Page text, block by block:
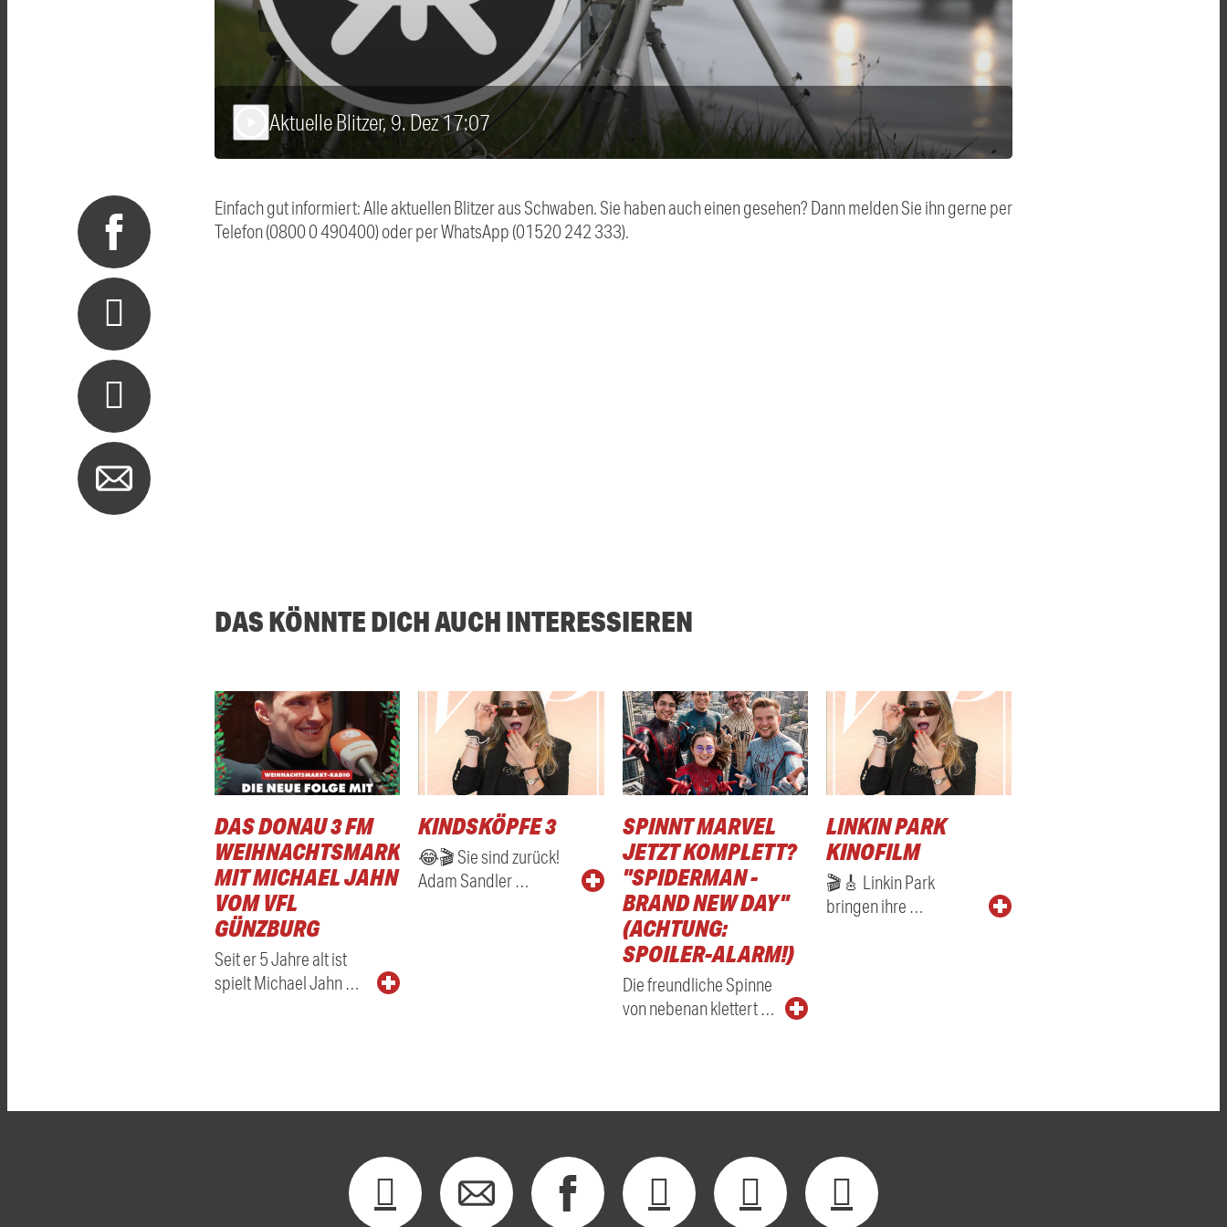
Aktuelle Blitzer, 9. Dez 17:07
Einfach gut informiert: Alle aktuellen Blitzer aus Schwaben. Sie haben auch einen gesehen? Dann melden Sie ihn gerne per
Telefon (0800 0 490400) oder per WhatsApp (01520 242 333).
DAS KÖNNTE DICH AUCH INTERESSIEREN
DAS DONAU 3 FM
WEIHNACHTSMARKTRADIO
MIT MICHAEL JAHN
VOM VFL
GÜNZBURG
Seit er 5 Jahre alt ist
spielt Michael Jahn …
KINDSKÖPFE 3
😂🎬 Sie sind zurück!
Adam Sandler …
SPINNT MARVEL
JETZT KOMPLETT?
"SPIDERMAN -
BRAND NEW DAY"
(ACHTUNG:
SPOILER-ALARM!)
Die freundliche Spinne
von nebenan klettert …
LINKIN PARK
KINOFILM
🎬🎸 Linkin Park
bringen ihre …